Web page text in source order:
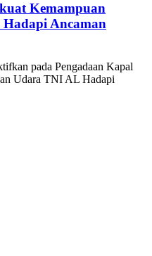
Kemampuan
Ancaman
pada Pengadaan Kapal
Udara TNI AL Hadapi